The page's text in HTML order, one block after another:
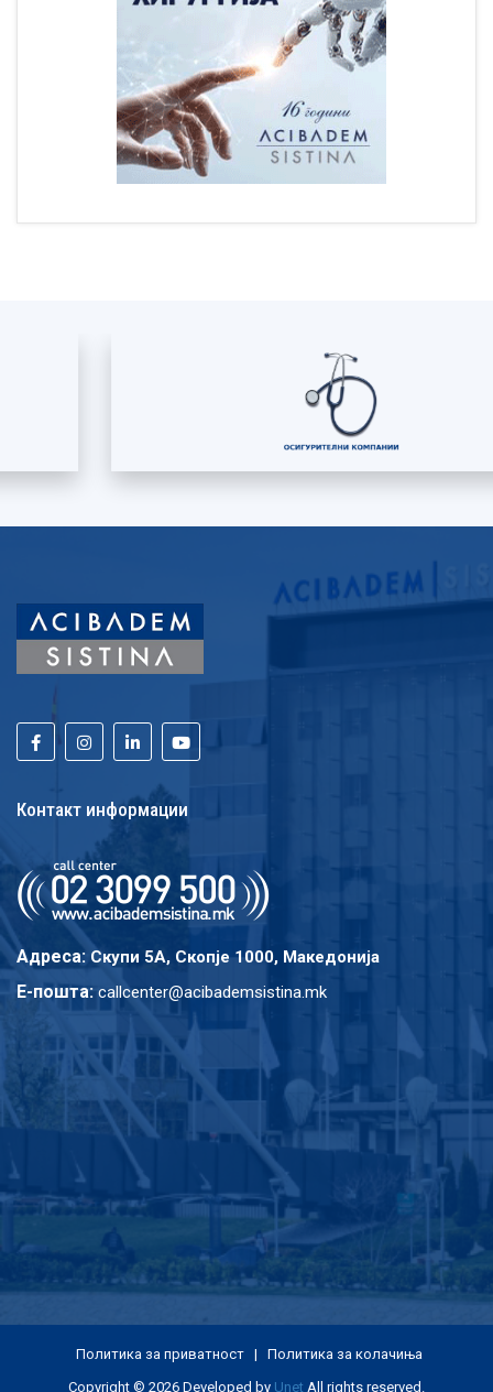
Контакт информации
Адреса: Скупи 5A, Скопје 1000, Македонија
E-пошта: callcenter@acibademsistina.mk
Copyright © 2026 Developed by Unet All rights reserved.
Политика за приватност | Политика за колачиња